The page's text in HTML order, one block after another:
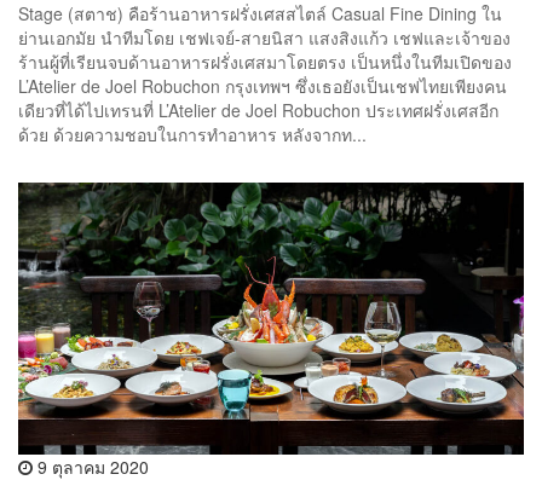
Stage (สตาช) คือร้านอาหารฝรั่งเศสสไตล์ Casual Fine Dining ใน
ย่านเอกมัย นำทีมโดย เชฟเจย์-สายนิสา แสงสิงแก้ว เชฟและเจ้าของ
ร้านผู้ที่เรียนจบด้านอาหารฝรั่งเศสมาโดยตรง เป็นหนึ่งในทีมเปิดของ
L’Atelier de Joel Robuchon กรุงเทพฯ ซึ่งเธอยังเป็นเชฟไทยเพียงคน
เดียวที่ได้ไปเทรนที่ L’Atelier de Joel Robuchon ประเทศฝรั่งเศสอีก
ด้วย ด้วยความชอบในการทำอาหาร หลังจากท...
9 ตุลาคม 2020